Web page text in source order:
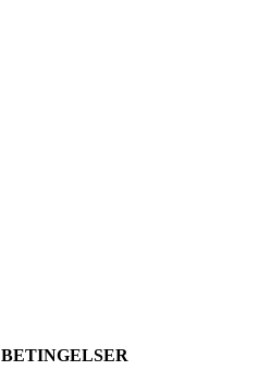
BETINGELSER